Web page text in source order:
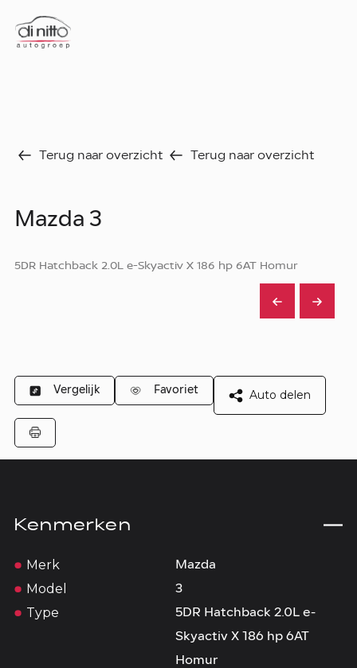
Vergelijk
Diensten
Autoverhuur
Terug naar overzicht Terug naar overzicht
Mazda 3
5DR Hatchback 2.0L e-Skyactiv X 186 hp 6AT Homur
Vergelijk Favoriet Auto delen
Kenmerken
Merk Mazda
Model 3
Type
5DR Hatchback 2.0L e-
Skyactiv X 186 hp 6AT
Homur